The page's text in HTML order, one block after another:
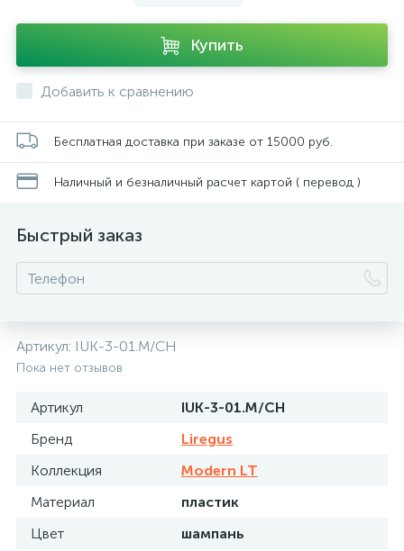
Купить
Добавить к сравнению
Бесплатная доставка при заказе от 15000 руб.
Наличный и безналичный расчет картой ( перевод )
Быстрый заказ
Артикул: IUK-3-01.M/CH
Пока нет отзывов
Артикул
IUK-3-01.M/CH
Бренд
Liregus
Коллекция
Modern LT
Материал
пластик
Цвет
шампань